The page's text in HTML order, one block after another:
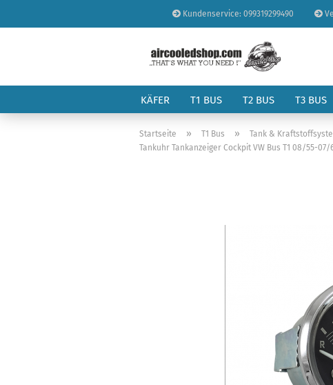
Kundenservice: 099319299490
KÄFER T1 BUS T2 BUS T3 BUS
Startseite » T1 Bus » Tank &
Tankuhr Tankanzeiger Cockpit VW Bus T1 08/55-07/